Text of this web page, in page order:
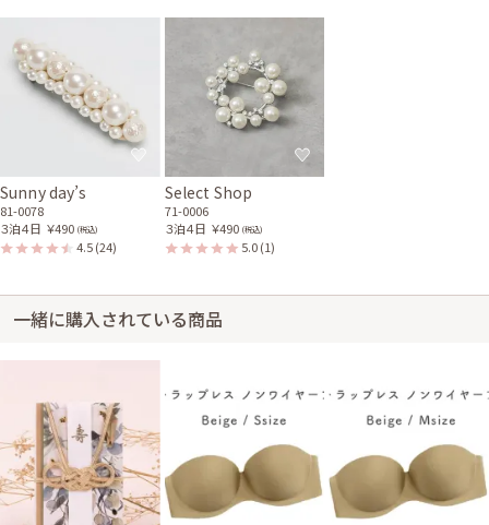
Sunny day’s
81-0078
３泊４日 ￥490 (税込)
4.5(24)
Select Shop
71-0006
３泊４日 ￥490 (税込)
5.0(1)
一緒に購入されている商品